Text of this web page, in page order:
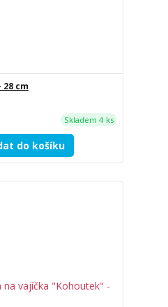
cm
Skladem 4 ks
do košíku